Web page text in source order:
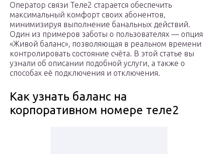
Оператор связи Теле2 старается обеспечить
максимальный комфорт своих абонентов,
минимизируя выполнение банальных действий.
Один из примеров заботы о пользователях — опция
«Живой баланс», позволяющая в реальном времени
контролировать состояние счёта. В этой статье вы
узнали об описании подобной услуги, а также о
способах её подключения и отключения.
Как узнать баланс на
корпоративном номере теле2